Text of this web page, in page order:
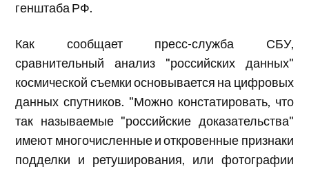
генштаба РФ.
Как сообщает пресс-служба СБУ,
сравнительный анализ "российских данных"
космической съемки основывается на цифровых
данных спутников. "Можно констатировать, что
так называемые "российские доказательства"
имеют многочисленные и откровенные признаки
подделки и ретуширования, или фотографии